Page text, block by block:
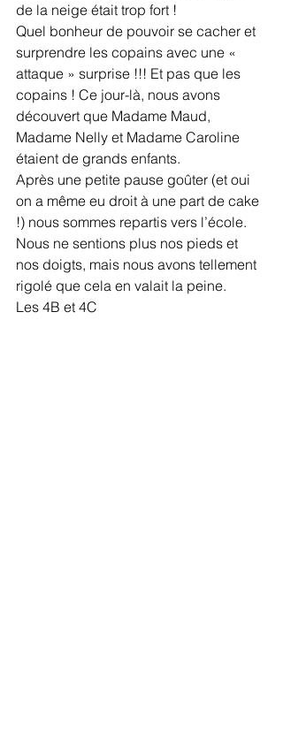
de la neige était trop fort !
Quel bonheur de pouvoir se cacher et
surprendre les copains avec une «
attaque » surprise !!! Et pas que les
copains ! Ce jour-là, nous avons
découvert que Madame Maud,
Madame Nelly et Madame Caroline
étaient de grands enfants.
Après une petite pause goûter (et oui
on a même eu droit à une part de cake
!) nous sommes repartis vers l’école.
Nous ne sentions plus nos pieds et
nos doigts, mais nous avons tellement
rigolé que cela en valait la peine.
Les 4B et 4C